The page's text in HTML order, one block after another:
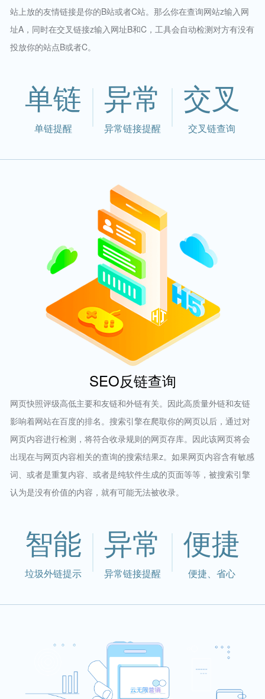
站上放的友情链接是你的B站或者C站。那么你在查询网站z输入网
址A，同时在交叉链接z输入网址B和C，工具会自动检测对方有没有
投放你的站点B或者C。
单链
单链提醒
异常
异常链接提醒
交叉
交叉链查询
SEO反链查询
网页快照评级高低主要和友链和外链有关。因此高质量外链和友链
影响着网站在百度的排名。搜索引擎在爬取你的网页以后，通过对
网页内容进行检测，将符合收录规则的网页存库。因此该网页将会
出现在与网页内容相关的查询的搜索结果z。如果网页内容含有敏感
词、或者是重复内容、或者是纯软件生成的页面等等，被搜索引擎
认为是没有价值的内容，就有可能无法被收录。
智能
垃圾外链提示
异常
异常链接提醒
便捷
便捷、省心